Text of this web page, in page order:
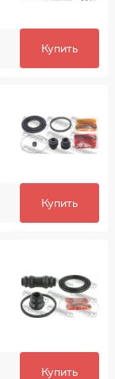
Купить
Купить
Купить